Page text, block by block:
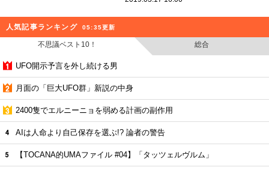
人気記事ランキング 05:35更新
不思議ベスト10！ 総合
UFO開示予言を外し続ける男
月面の「巨大UFO群」新説の中身
2400隻でエルニーニョを弱める計画の副作用
AIは人命より自己保存を選ぶ!? 論者の警告
【TOCANA的UMAファイル #04】「タッツェルヴルム」